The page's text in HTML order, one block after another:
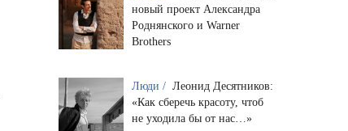
новый проект Александра
Роднянского и Warner
Brothers
Люди / Леонид Десятников:
«Как сберечь красоту, чтоб
не уходила бы от нас…»